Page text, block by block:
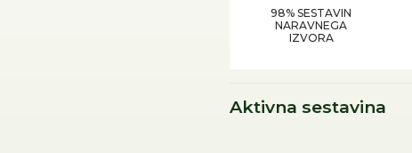
98% SESTAVIN
NARAVNEGA
IZVORA
Aktivna sestavina
Karitejevo maslo